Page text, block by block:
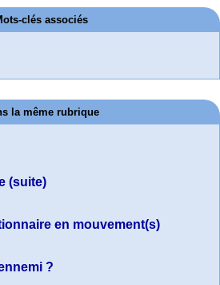
clés associés
la même rubrique
(suite)
en mouvement(s)
?